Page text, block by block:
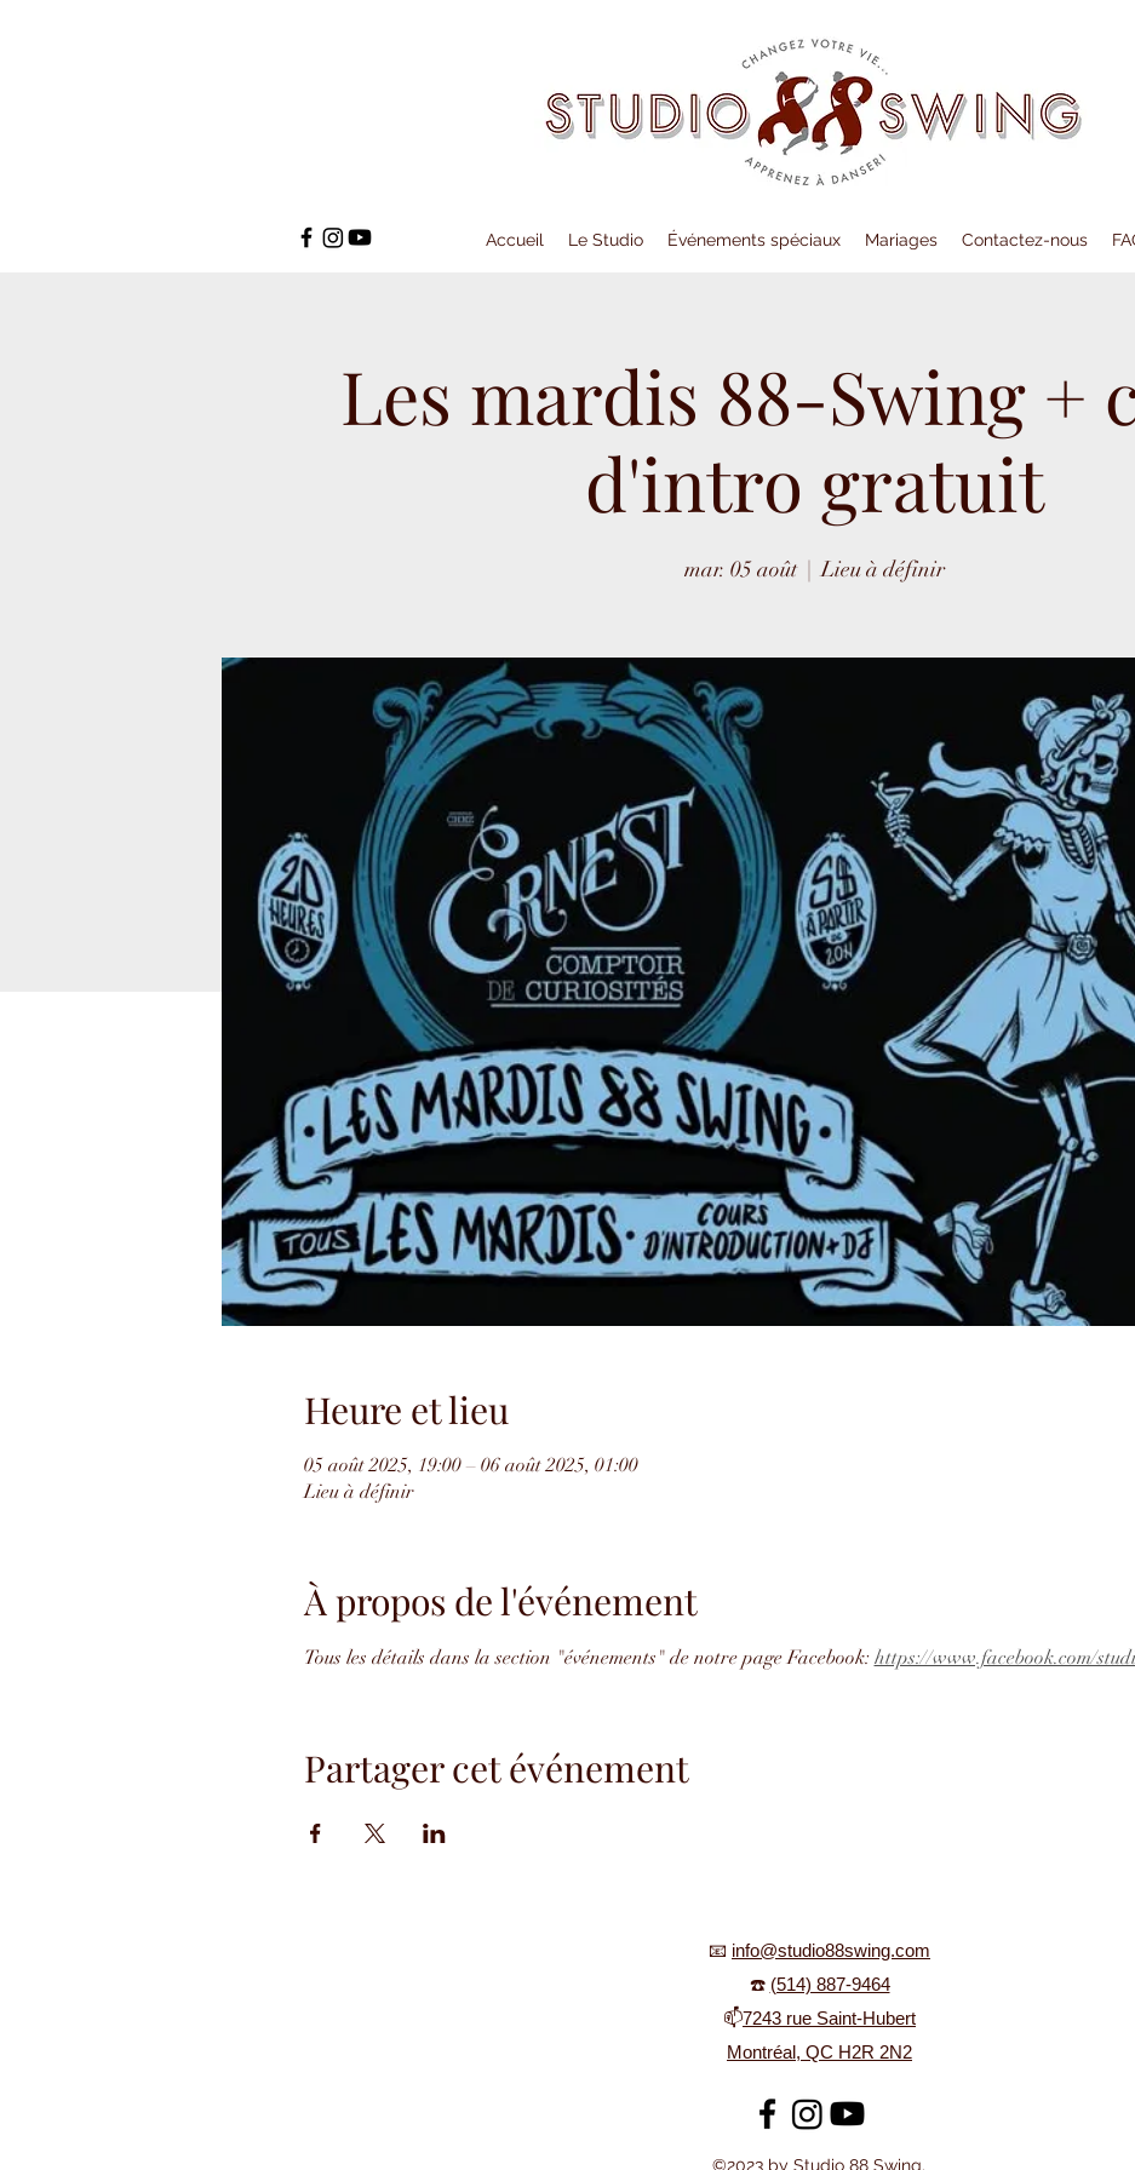
Accueil Le Studio Événements spéciaux Mariages Contactez-nous
Les mardis 88-Swing +
d'intro gratuit
mar. 05 août
  |
Lieu à définir
Heure et lieu
05 août 2025, 19:00 – 06 août 2025, 01:00
Lieu à définir
À propos de l'événement
Tous les détails dans la section "événements" de notre page Facebook: https://www.facebook.com/
Partager cet événement
📧 info@studio88swing.com
☎️ (514) 887-9464
📫7243 rue Saint-Hubert
Montréal, QC H2R 2N2
©2023 by Studio 88 Swing.